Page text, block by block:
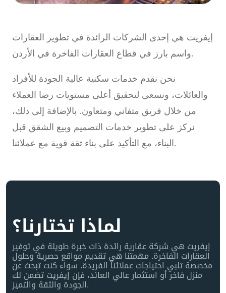
إيفريت هي إحدى الشركات الرائدة في تطوير العقارات
واسم بارز في قطاع العقارات الفاخرة في الأردن.
نحن نقدم خدمات سكنية عالية الجودة للأفراد
والعائلات، ونسعى لتحقيق أعلى مستويات رضا العملاء
من خلال فريق متفاني ومتعاون. بالإضافة إلى ذلك،
نركز على تطوير خدمات التصميم وبيع الشقق قبل
البناء، مع التأكيد على بناء ثقة قوية مع عملائنا.
لماذا تختارنا؟
إيفريت هي شركة عقارية رائدة ذات خبرة طويلة في توفير
العقارات الفاخرة. مهمتنا هي تقديم مواقع حصرية وحلول
مخصصة تلبي احتياجات عملائنا الفريدة. سواء كنت تبحث عن
منزل فاخر أو استثمار عالي العائد، فإن إيفريت تضمن لك
الجودة والثقة والتميز.